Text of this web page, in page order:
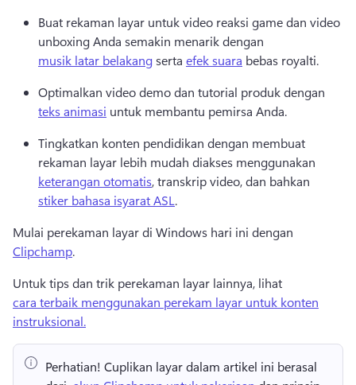
Buat rekaman layar untuk video reaksi game dan video
unboxing Anda semakin menarik dengan
musik latar belakang serta efek suara bebas royalti.
Optimalkan video demo dan tutorial produk dengan
teks animasi untuk membantu pemirsa Anda.
Tingkatkan konten pendidikan dengan membuat
rekaman layar lebih mudah diakses menggunakan
keterangan otomatis, transkrip video, dan bahkan
stiker bahasa isyarat ASL.
Mulai perekaman layar di Windows hari ini dengan
Clipchamp.
Untuk tips dan trik perekaman layar lainnya, lihat
cara terbaik menggunakan perekam layar untuk konten
instruksional.
Perhatian! Cuplikan layar dalam artikel ini berasal